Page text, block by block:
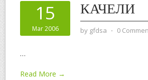
15
Mar 2006
КАЧЕЛИ
by gfdsa ⋅ 0
…
Read More →